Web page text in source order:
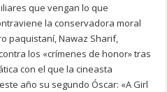
que vengan lo que
la conservadora moral
paquistaní, Nawaz Sharif,
los «crímenes de honor» tras
con el que la cineasta
año su segundo Óscar: «A Girl